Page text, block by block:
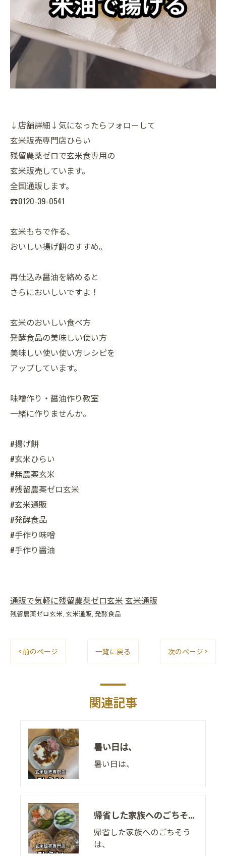
↓店舗詳細↓気になったらフォローして
玄米販売専門店ひらい
残留農薬ゼロで玄米食専用の
玄米販売しています。
全国通販します。
☎0120-39-0541
玄米もちで作る、
おいしい揚げ餅のすすめ。
再仕込み醤油を絡めると
さらにおいしいですよ！
玄米のおいしい食べ方
発酵食品の美味しい使い方
美味しい使い使い方レシピを
アップしています。
味噌作り・醤油作り教室
一緒に作りませんか。
#揚げ餅
#玄米ひらい
#無農薬玄米
#残留農薬ゼロ玄米
#玄米通販
#発酵食品
#手作り味噌
#手作り醤油
通販で気軽に残留農薬ゼロ玄米 玄米通販
残留農薬ゼロ玄米 玄米通販 発酵食品
< 前のページ 一覧に戻る 次のページ >
関連記事
暑い日は、
暑い日は、
帰省した家族へのごちそうは、
帰省した家族へのごちそう
は、